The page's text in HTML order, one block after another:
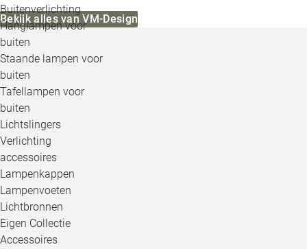
Buitenverlichting
Hanglampen voor
buiten
Staande lampen voor
buiten
Tafellampen voor
buiten
Lichtslingers
Verlichting
accessoires
Lampenkappen
Lampenvoeten
Lichtbronnen
Eigen Collectie
Accessoires
Bekijk alles van VM-Design